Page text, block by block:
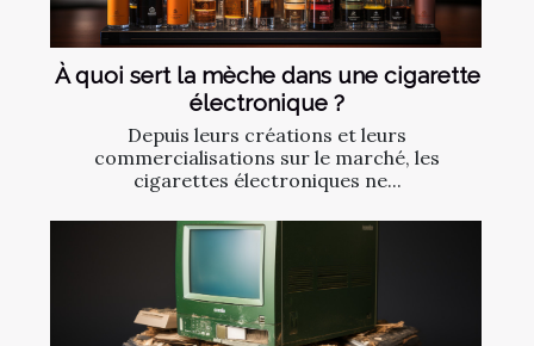
À quoi sert la mèche dans une cigarette
électronique ?
Depuis leurs créations et leurs
commercialisations sur le marché, les
cigarettes électroniques ne...